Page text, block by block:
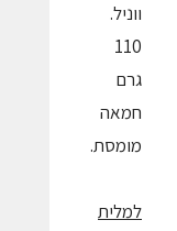
ווניל.
110
גרם
חמאה
מומסת.
למלית